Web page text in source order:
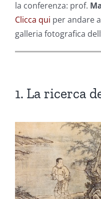
la conferenza: prof.
Clicca qui per andare
galleria fotografica
1. La ricerca